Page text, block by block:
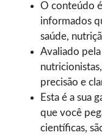
O conteúdo
informados
saúde,
Avaliado
precisão e
Esta é a sua
que você
científicas,